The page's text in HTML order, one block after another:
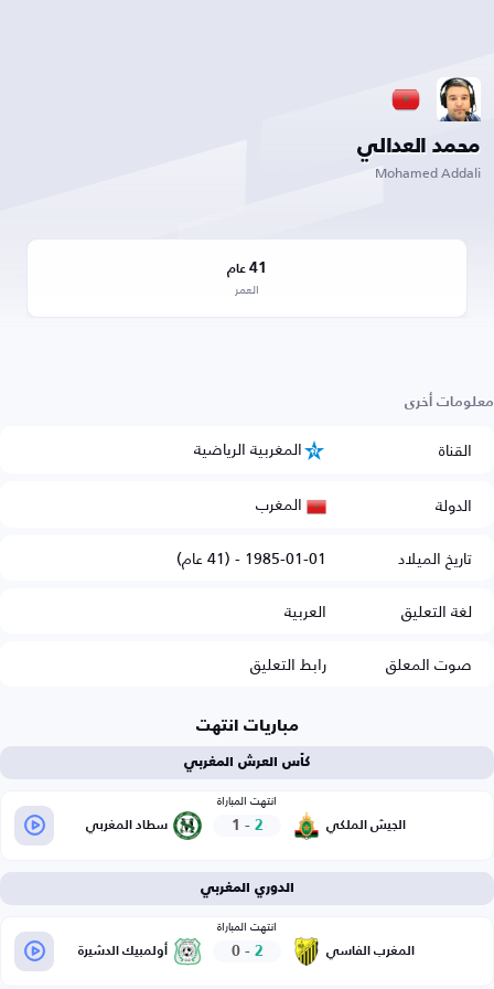
محمد العدالي
Mohamed Addali
41 عام
العمر
معلومات أخرى
القناة
المغربية الرياضية
الدولة
المغرب
تاريخ الميلاد
1985-01-01 - (41 عام)
لغة التعليق
العربية
صوت المعلق
رابط التعليق
مباريات انتهت
كأس العرش المغربي
الجيش الملكي
انتهت المباراة
2
-
1 سطاد المغربي
الدوري المغربي
المغرب الفاسي
انتهت المباراة
2
-
0 أولمبيك الدشيرة